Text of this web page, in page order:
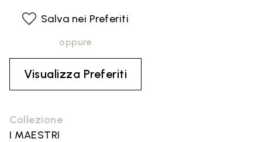
Collezione
I MAESTRI
Salva nei Preferiti
oppure
Visualizza Preferiti